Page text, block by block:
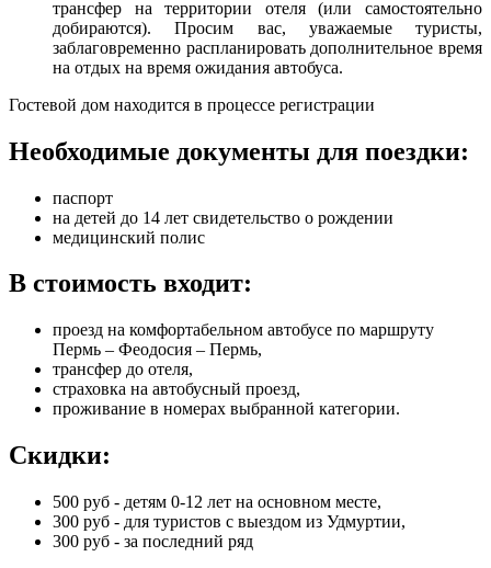
трансфер на территории отеля (или самостоятельно
добираются). Просим вас, уважаемые туристы,
заблаговременно распланировать дополнительное время
на отдых на время ожидания автобуса.
Гостевой дом находится в процессе регистрации
Необходимые документы для поездки:
паспорт
на детей до 14 лет свидетельство о рождении
медицинский полис
В стоимость входит:
проезд на комфортабельном автобусе по маршруту
Пермь – Феодосия – Пермь,
трансфер до отеля,
страховка на автобусный проезд,
проживание в номерах выбранной категории.
Скидки:
500 руб - детям 0-12 лет на основном месте,
300 руб - для туристов с выездом из Удмуртии,
300 руб - за последний ряд